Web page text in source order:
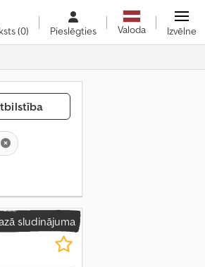
(0) Pieslēgties Valoda Izvēlne
sludinājuma